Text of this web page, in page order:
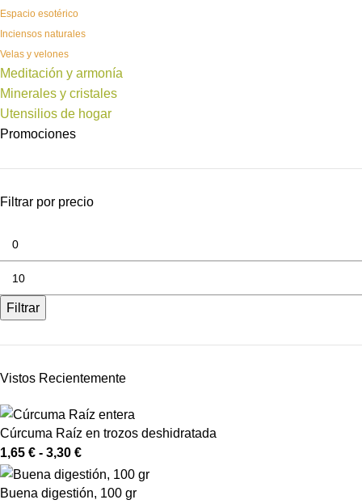
Espacio esotérico
Inciensos naturales
Velas y velones
Meditación y armonía
Minerales y cristales
Utensilios de hogar
Promociones
Filtrar por precio
Filtrar
Vistos Recientemente
Cúrcuma Raíz en trozos deshidratada
1,65 € - 3,30 €
Buena digestión, 100 gr